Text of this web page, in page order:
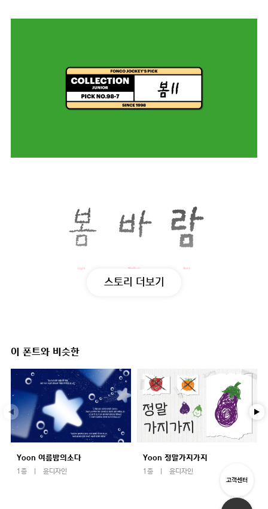
스토리 더보기
이 폰트와 비슷한
Yoon 여름밤의소다
1종 윤디자인
Yoon 정말가지가지
1종 윤디자인
고객센터